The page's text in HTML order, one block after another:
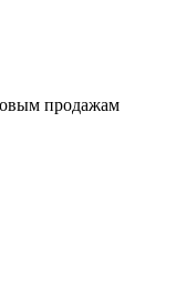
продажам